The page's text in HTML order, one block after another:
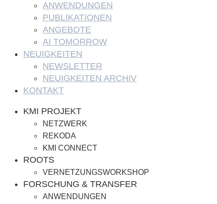
ANWENDUNGEN
PUBLIKATIONEN
ANGEBOTE
AI TOMORROW
NEUIGKEITEN
NEWSLETTER
NEUIGKEITEN ARCHIV
KONTAKT
KMI PROJEKT
NETZWERK
REKODA
KMI CONNECT
ROOTS
VERNETZUNGSWORKSHOP
FORSCHUNG & TRANSFER
ANWENDUNGEN